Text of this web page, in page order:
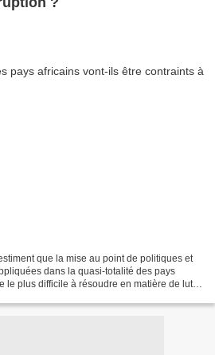
que la mise au point de politiques et
dans la quasi-totalité des pays
plus difficile à résoudre en matière de lutte